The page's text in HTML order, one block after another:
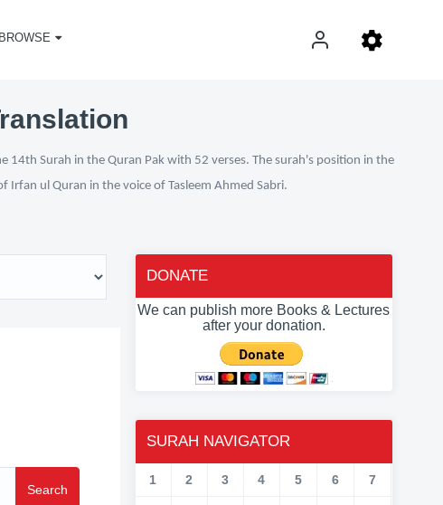
BROWSE
14th Surah in the Quran Pak with 52 verses. The surah's position in the
ul Quran in the voice of Tasleem Ahmed Sabri.
Search
DONATE
We can publish more Books & Lectures
after your donation.
SURAH NAVIGATOR
1 2 3 4 5 6 7